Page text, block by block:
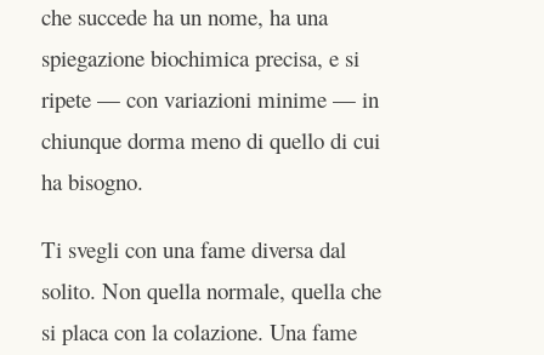
che succede ha un nome, ha una
spiegazione biochimica precisa, e si
ripete — con variazioni minime — in
chiunque dorma meno di quello di cui
ha bisogno.
Ti svegli con una fame diversa dal
solito. Non quella normale, quella che
si placa con la colazione. Una fame